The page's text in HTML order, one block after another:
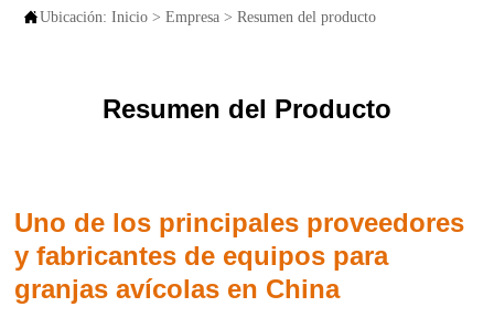
Ubicación: Inicio > Empresa > Resumen del producto
Resumen del Producto
Uno de los principales proveedores
y fabricantes de equipos para
granjas avícolas en China